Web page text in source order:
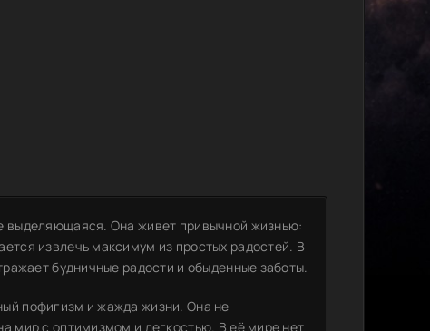
выделяющаяся. Она живет привычной жизнью:
извлечь максимум из простых радостей. В
будничные радости и обыденные заботы.
пофигизм и жажда жизни. Она не
мир с оптимизмом и легкостью. В её мире нет